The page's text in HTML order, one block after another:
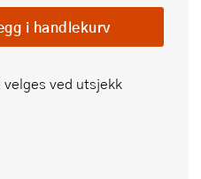
i handlekurv
ved utsjekk